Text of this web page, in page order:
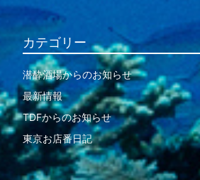
カテゴリー
潜酔酒場からのお知らせ
最新情報
TDFからのお知らせ
東京お店番日記